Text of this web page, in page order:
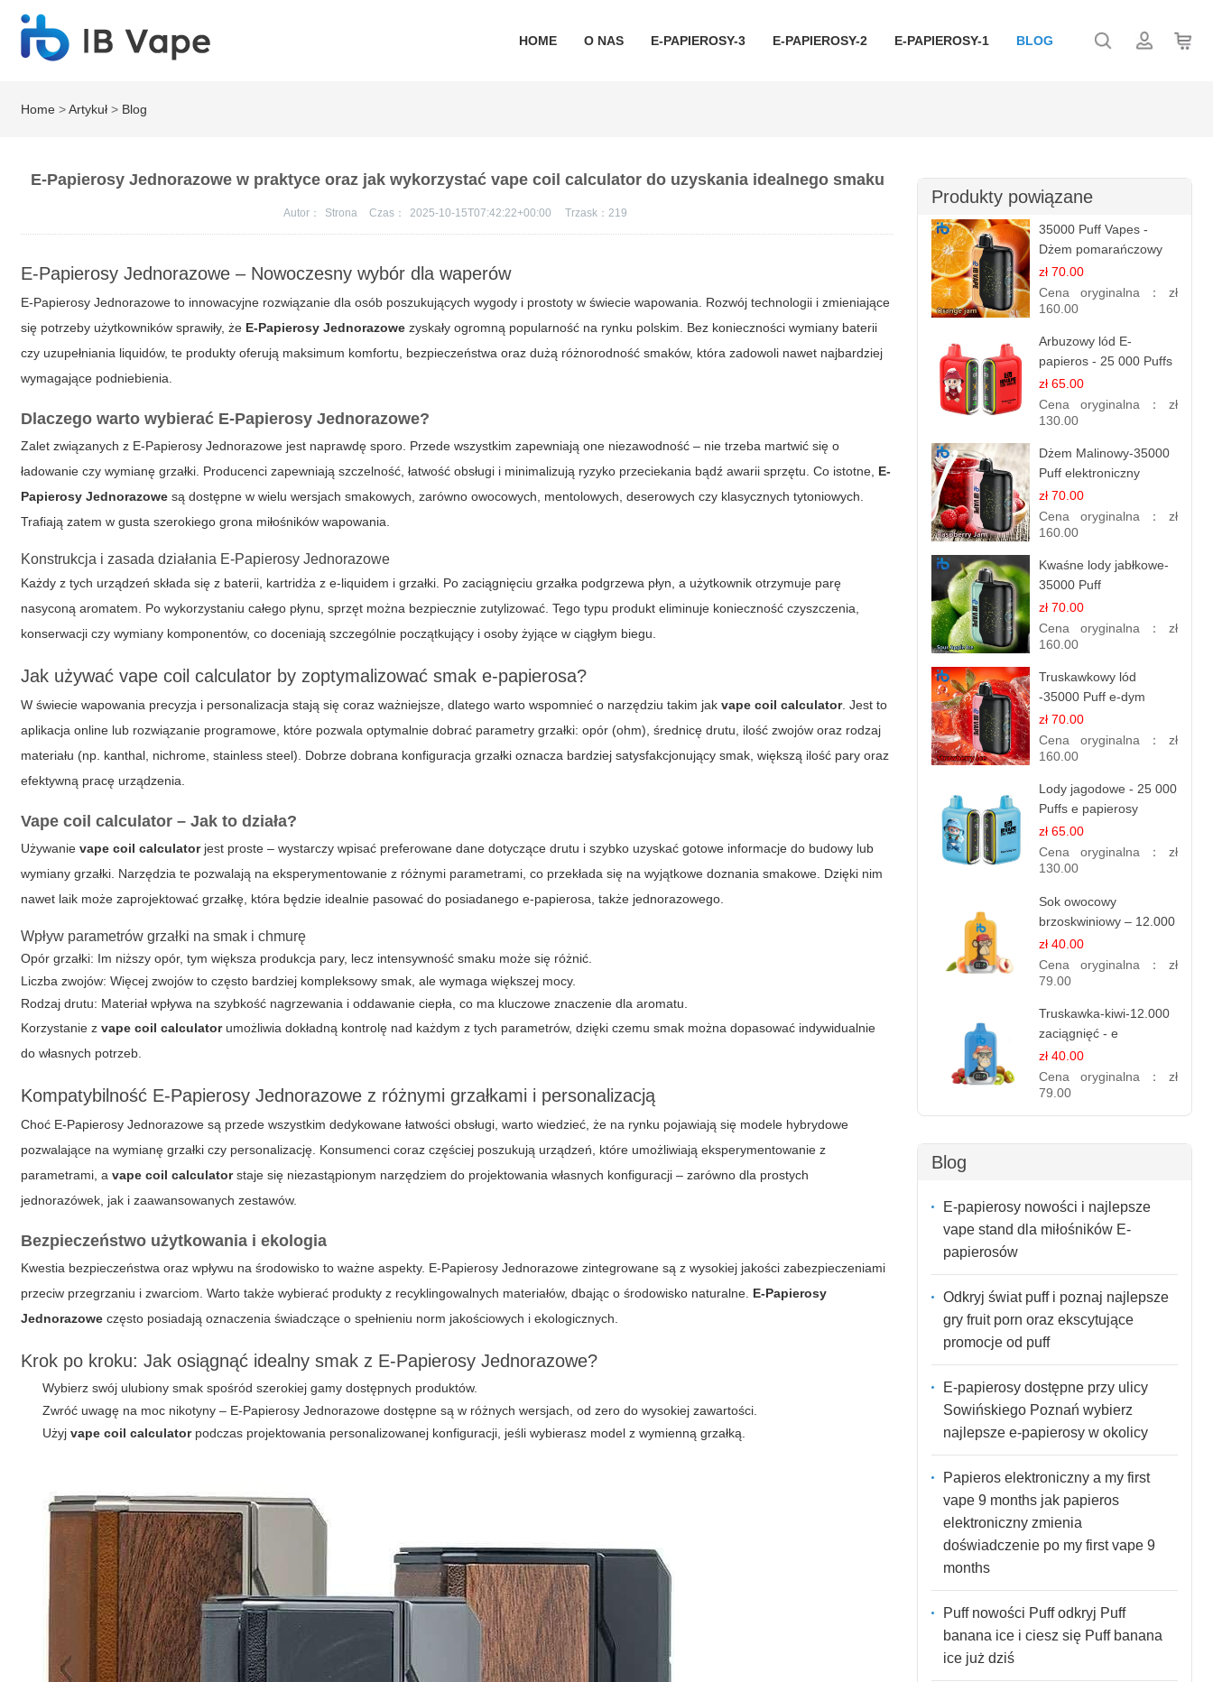
HOME O NAS E-PAPIEROSY-3 E-PAPIEROSY-2 E-PAPIEROSY-1 BLOG
Home >Artykuł > Blog
E-Papierosy Jednorazowe w praktyce oraz jak wykorzystać vape coil calculator do uzyskania idealnego smaku
Autor： Strona Czas： 2025-10-15T07:42:22+00:00 Trzask： 219
E-Papierosy Jednorazowe – Nowoczesny wybór dla waperów
E-Papierosy Jednorazowe to innowacyjne rozwiązanie dla osób poszukujących wygody i prostoty w świecie wapowania. Rozwój technologii i zmieniające
się potrzeby użytkowników sprawiły, że E-Papierosy Jednorazowe zyskały ogromną popularność na rynku polskim. Bez konieczności wymiany baterii
czy uzupełniania liquidów, te produkty oferują maksimum komfortu, bezpieczeństwa oraz dużą różnorodność smaków, która zadowoli nawet najbardziej
wymagające podniebienia.
Dlaczego warto wybierać E-Papierosy Jednorazowe?
Zalet związanych z E-Papierosy Jednorazowe jest naprawdę sporo. Przede wszystkim zapewniają one niezawodność – nie trzeba martwić się o
ładowanie czy wymianę grzałki. Producenci zapewniają szczelność, łatwość obsługi i minimalizują ryzyko przeciekania bądź awarii sprzętu. Co istotne, E-
Papierosy Jednorazowe są dostępne w wielu wersjach smakowych, zarówno owocowych, mentolowych, deserowych czy klasycznych tytoniowych.
Trafiają zatem w gusta szerokiego grona miłośników wapowania.
Konstrukcja i zasada działania E-Papierosy Jednorazowe
Każdy z tych urządzeń składa się z baterii, kartridża z e-liquidem i grzałki. Po zaciągnięciu grzałka podgrzewa płyn, a użytkownik otrzymuje parę
nasyconą aromatem. Po wykorzystaniu całego płynu, sprzęt można bezpiecznie zutylizować.Tego typu produkt eliminuje konieczność czyszczenia,
konserwacji czy wymiany komponentów, co doceniają szczególnie początkujący i osoby żyjące w ciągłym biegu.
Jak używać vape coil calculator by zoptymalizować smak e-papierosa?
W świecie wapowania precyzja i personalizacja stają się coraz ważniejsze, dlatego warto wspomnieć o narzędziu takim jakvape coil calculator. Jest to
aplikacja online lub rozwiązanie programowe, które pozwala optymalnie dobrać parametry grzałki: opór (ohm), średnicę drutu, ilość zwojów oraz rodzaj
materiału (np. kanthal, nichrome, stainless steel). Dobrze dobrana konfiguracja grzałki oznacza bardziej satysfakcjonujący smak, większą ilość pary oraz
efektywną pracę urządzenia.
Vape coil calculator – Jak to działa?
Używanievape coil calculatorjest proste – wystarczy wpisać preferowane dane dotyczące drutu i szybko uzyskać gotowe informacje do budowy lub
wymiany grzałki. Narzędzia te pozwalają na eksperymentowanie z różnymi parametrami, co przekłada się na wyjątkowe doznania smakowe. Dzięki nim
nawet laik może zaprojektować grzałkę, która będzie idealnie pasować do posiadanego e-papierosa, także jednorazowego.
Wpływ parametrów grzałki na smak i chmurę
Opór grzałki: Im niższy opór, tym większa produkcja pary, lecz intensywność smaku może się różnić.
Liczba zwojów: Więcej zwojów to często bardziej kompleksowy smak, ale wymaga większej mocy.
Rodzaj drutu: Materiał wpływa na szybkość nagrzewania i oddawanie ciepła, co ma kluczowe znaczenie dla aromatu.
Korzystanie zvape coil calculatorumożliwia dokładną kontrolę nad każdym z tych parametrów, dzięki czemu smak można dopasować indywidualnie
do własnych potrzeb.
Kompatybilność E-Papierosy Jednorazowe z różnymi grzałkami i personalizacją
Choć E-Papierosy Jednorazowe są przede wszystkim dedykowane łatwości obsługi, warto wiedzieć, że na rynku pojawiają się modele hybrydowe
pozwalające na wymianę grzałki czy personalizację. Konsumenci coraz częściej poszukują urządzeń, które umożliwiają eksperymentowanie z
parametrami, avape coil calculatorstaje się niezastąpionym narzędziem do projektowania własnych konfiguracji – zarówno dla prostych
jednorazówek, jak i zaawansowanych zestawów.
Bezpieczeństwo użytkowania i ekologia
Kwestia bezpieczeństwa oraz wpływu na środowisko to ważne aspekty. E-Papierosy Jednorazowe zintegrowane są z wysokiej jakości zabezpieczeniami
przeciw przegrzaniu i zwarciom. Warto także wybierać produkty z recyklingowalnych materiałów, dbając o środowisko naturalne. E-Papierosy
Jednorazowe często posiadają oznaczenia świadczące o spełnieniu norm jakościowych i ekologicznych.
Krok po kroku: Jak osiągnąć idealny smak z E-Papierosy Jednorazowe?
Wybierz swój ulubiony smak spośród szerokiej gamy dostępnych produktów.
Zwróć uwagę na moc nikotyny – E-Papierosy Jednorazowe dostępne są w różnych wersjach, od zero do wysokiej zawartości.
Użyjvape coil calculatorpodczas projektowania personalizowanej konfiguracji, jeśli wybierasz model z wymienną grzałką.
Produkty powiązane
35000 Puff Vapes -
Dżem pomarańczowy
zł 70.00
Cena oryginalna： zł
160.00
Arbuzowy lód E-
papieros - 25 000 Puffs
zł 65.00
Cena oryginalna： zł
130.00
Dżem Malinowy-35000
Puff elektroniczny
papieros (Ibvape Bar)
zł 70.00
Cena oryginalna： zł
160.00
Kwaśne lody jabłkowe-
35000 Puff
elektroniczny papieros
zł 70.00
Cena oryginalna： zł
160.00
Truskawkowy lód
-35000 Puff e-dym
zł 70.00
Cena oryginalna： zł
160.00
Lody jagodowe - 25 000
Puffs e papierosy
jednorazowe
zł 65.00
Cena oryginalna： zł
130.00
Sok owocowy
brzoskwiniowy – 12.000
zaciągnięć – e
papierosy jednorazowe
zł 40.00
Cena oryginalna： zł
79.00
Truskawka-kiwi-12.000
zaciągnięć - e
papierosy jednorazowe
zł 40.00
Cena oryginalna： zł
79.00
Blog
E-papierosy nowości i najlepsze
vape stand dla miłośników E-
papierosów
Odkryj świat puff i poznaj najlepsze
gry fruit porn oraz ekscytujące
promocje od puff
E-papierosy dostępne przy ulicy
Sowińskiego Poznań wybierz
najlepsze e-papierosy w okolicy
Papieros elektroniczny a my first
vape 9 months jak papieros
elektroniczny zmienia
doświadczenie po my first vape 9
months
Puff nowości Puff odkryj Puff
banana ice i ciesz się Puff banana
ice już dziś